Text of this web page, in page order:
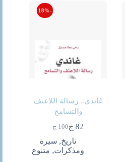
-18%
غاندى.. رسالة اللاعنف
والتسامح
100 ج
السعر
الأصلي
هو:
82 جالسعر
الحالي
هو:
تاريخ, سيرة
ومذكرات, متنوع